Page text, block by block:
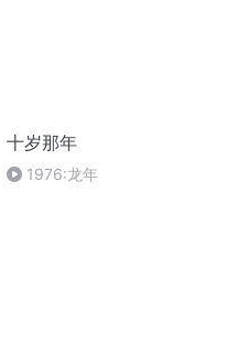
十岁那年
1976:龙年